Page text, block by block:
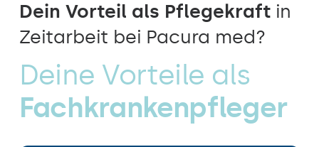
Dein Vorteil als Pflegekraft in
Zeitarbeit bei Pacura med?
Deine Vorteile als
Fachkrankenpfleger